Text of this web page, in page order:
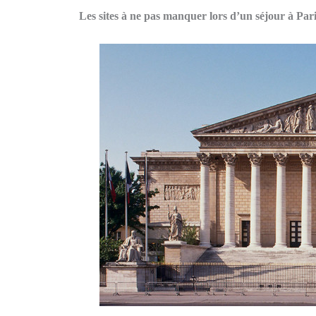
Les sites à ne pas manquer lors d’un séjour à